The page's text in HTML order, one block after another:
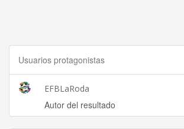
Usuarios protagonistas
EFBLaRoda
Autor del resultado